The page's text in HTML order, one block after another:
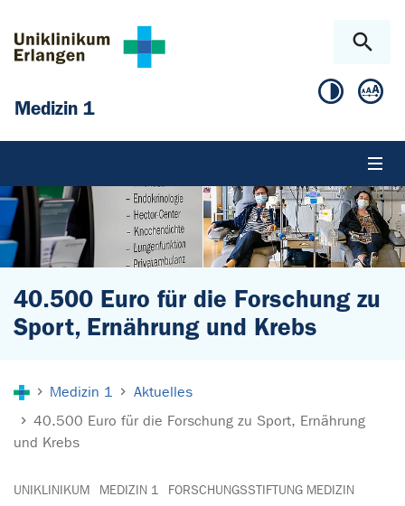
Medizin 1
40.500 Euro für die Forschung zu
Sport, Ernährung und Krebs
Medizin 1
Aktuelles
40.500 Euro für die Forschung zu Sport, Ernährung
und Krebs
UNIKLINIKUM MEDIZIN 1 FORSCHUNGSSTIFTUNG MEDIZIN